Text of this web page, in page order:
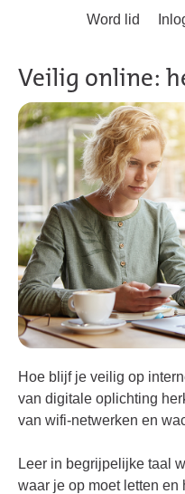
Word lid
Veilig online:
Hoe blijf je veilig op
van digitale oplichting
van wifi-netwerken en
Leer in begrijpelijke taal
waar je op moet letten